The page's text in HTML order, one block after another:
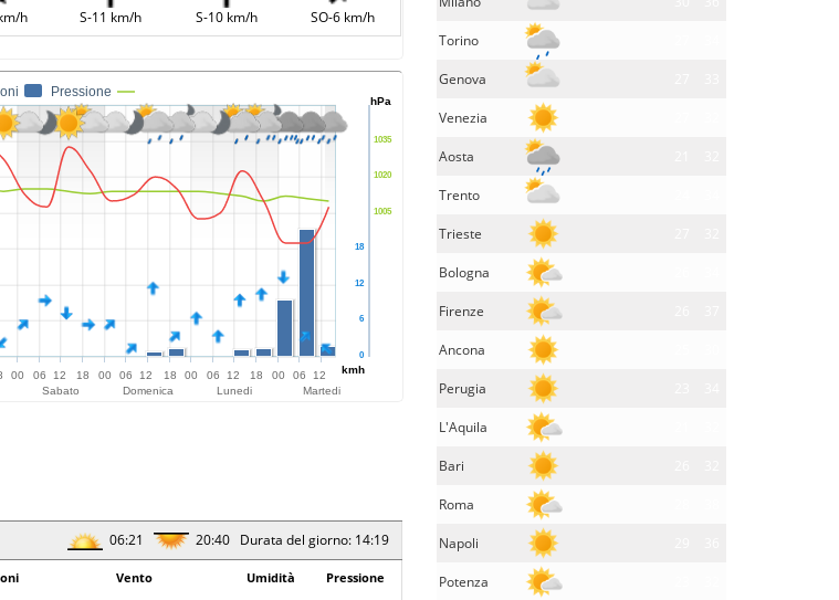
Torino
Genova
Venezia
Aosta
Trento
Trieste
Bologna
Firenze
Ancona
Perugia
L'Aquila
Bari
Roma
Napoli
Potenza
h S-11 km/h S-10 km/h SO-6 km/h
kmh
hPa
Pressione
00 06
12
Sabato
18 00 06
12
Domenica
18 00 06
12
Lunedi
18 00 06
12
Martedi
0
6
12
18
1005
1020
1035
06:21 20:40 Durata del giorno: 14:19
Vento Umidità Pressione